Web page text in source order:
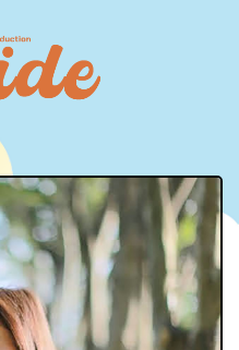
ブライ
ー所属